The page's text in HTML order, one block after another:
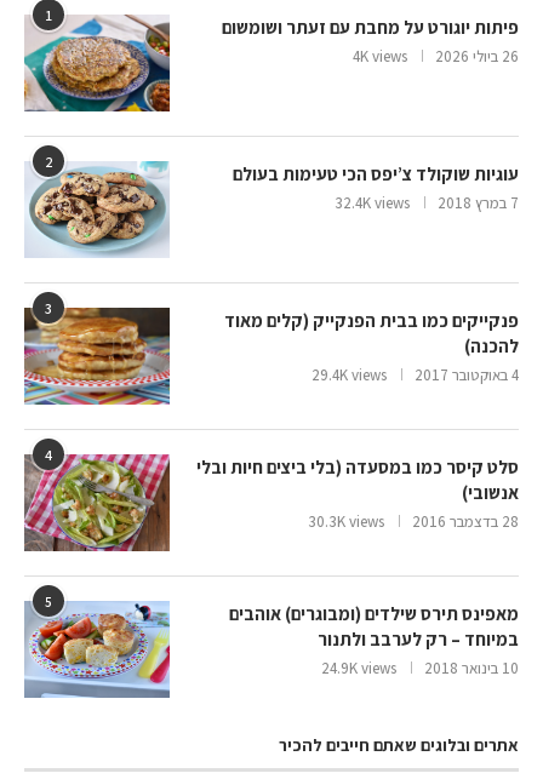
1
פיתות יוגורט על מחבת עם זעתר ושומשום
26 ביולי 2026 4K views
2
עוגיות שוקולד צ’יפס הכי טעימות בעולם
7 במרץ 2018 32.4K views
3
פנקייקים כמו בבית הפנקייק (קלים מאוד
להכנה)
4 באוקטובר 2017 29.4K views
4
סלט קיסר כמו במסעדה (בלי ביצים חיות ובלי
אנשובי)
28 בדצמבר 2016 30.3K views
5
מאפינס תירס שילדים (ומבוגרים) אוהבים
במיוחד – רק לערבב ולתנור
10 בינואר 2018 24.9K views
אתרים ובלוגים שאתם חייבים להכיר